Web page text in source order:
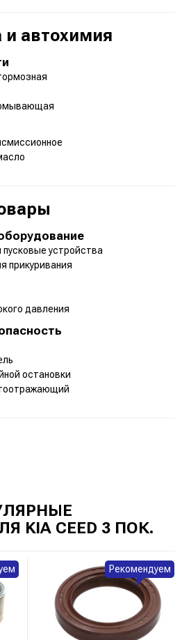
и автохимия
устройства
прикуривания
давления
остановки
KIA CEED 3 ПОК.
Рекомендуем